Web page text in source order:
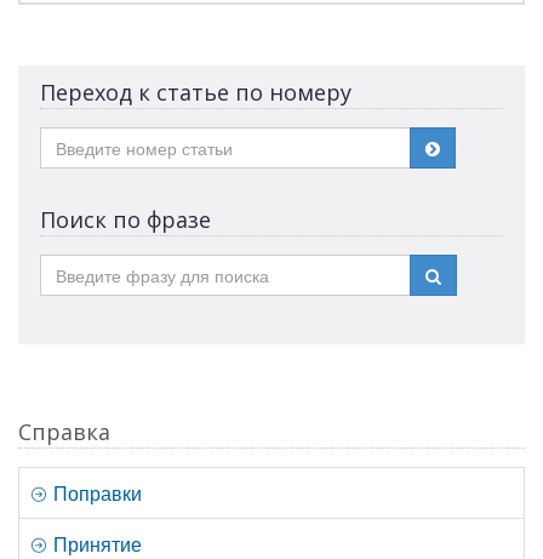
Переход к статье по номеру
Поиск по фразе
Справка
Поправки
Принятие